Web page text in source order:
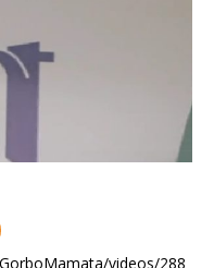
videos/288